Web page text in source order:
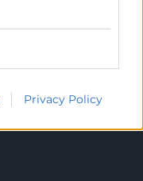
Privacy Policy